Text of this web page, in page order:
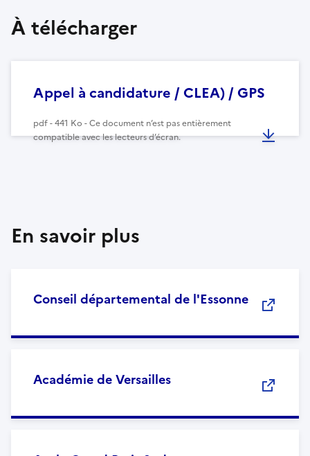
À télécharger
Appel à candidature / CLEA) / GPS
pdf - 441 Ko - Ce document n’est pas entièrement
compatible avec les lecteurs d’écran.
En savoir plus
Conseil départemental de l'Essonne
Académie de Versailles